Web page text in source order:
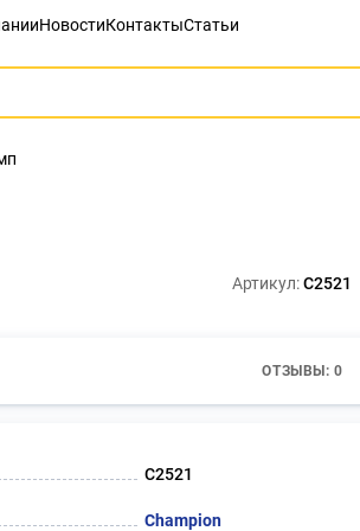
НовостиКонтактыСтатьи
C2521
Champion
Артикул:C2521
ОТЗЫВЫ: 0